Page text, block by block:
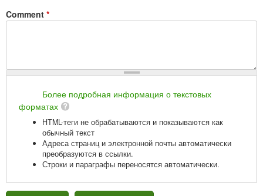
Comment *
Более подробная информация о текстовых
форматах
HTML-теги не обрабатываются и показываются как
обычный текст
Адреса страниц и электронной почты автоматически
преобразуются в ссылки.
Строки и параграфы переносятся автоматически.